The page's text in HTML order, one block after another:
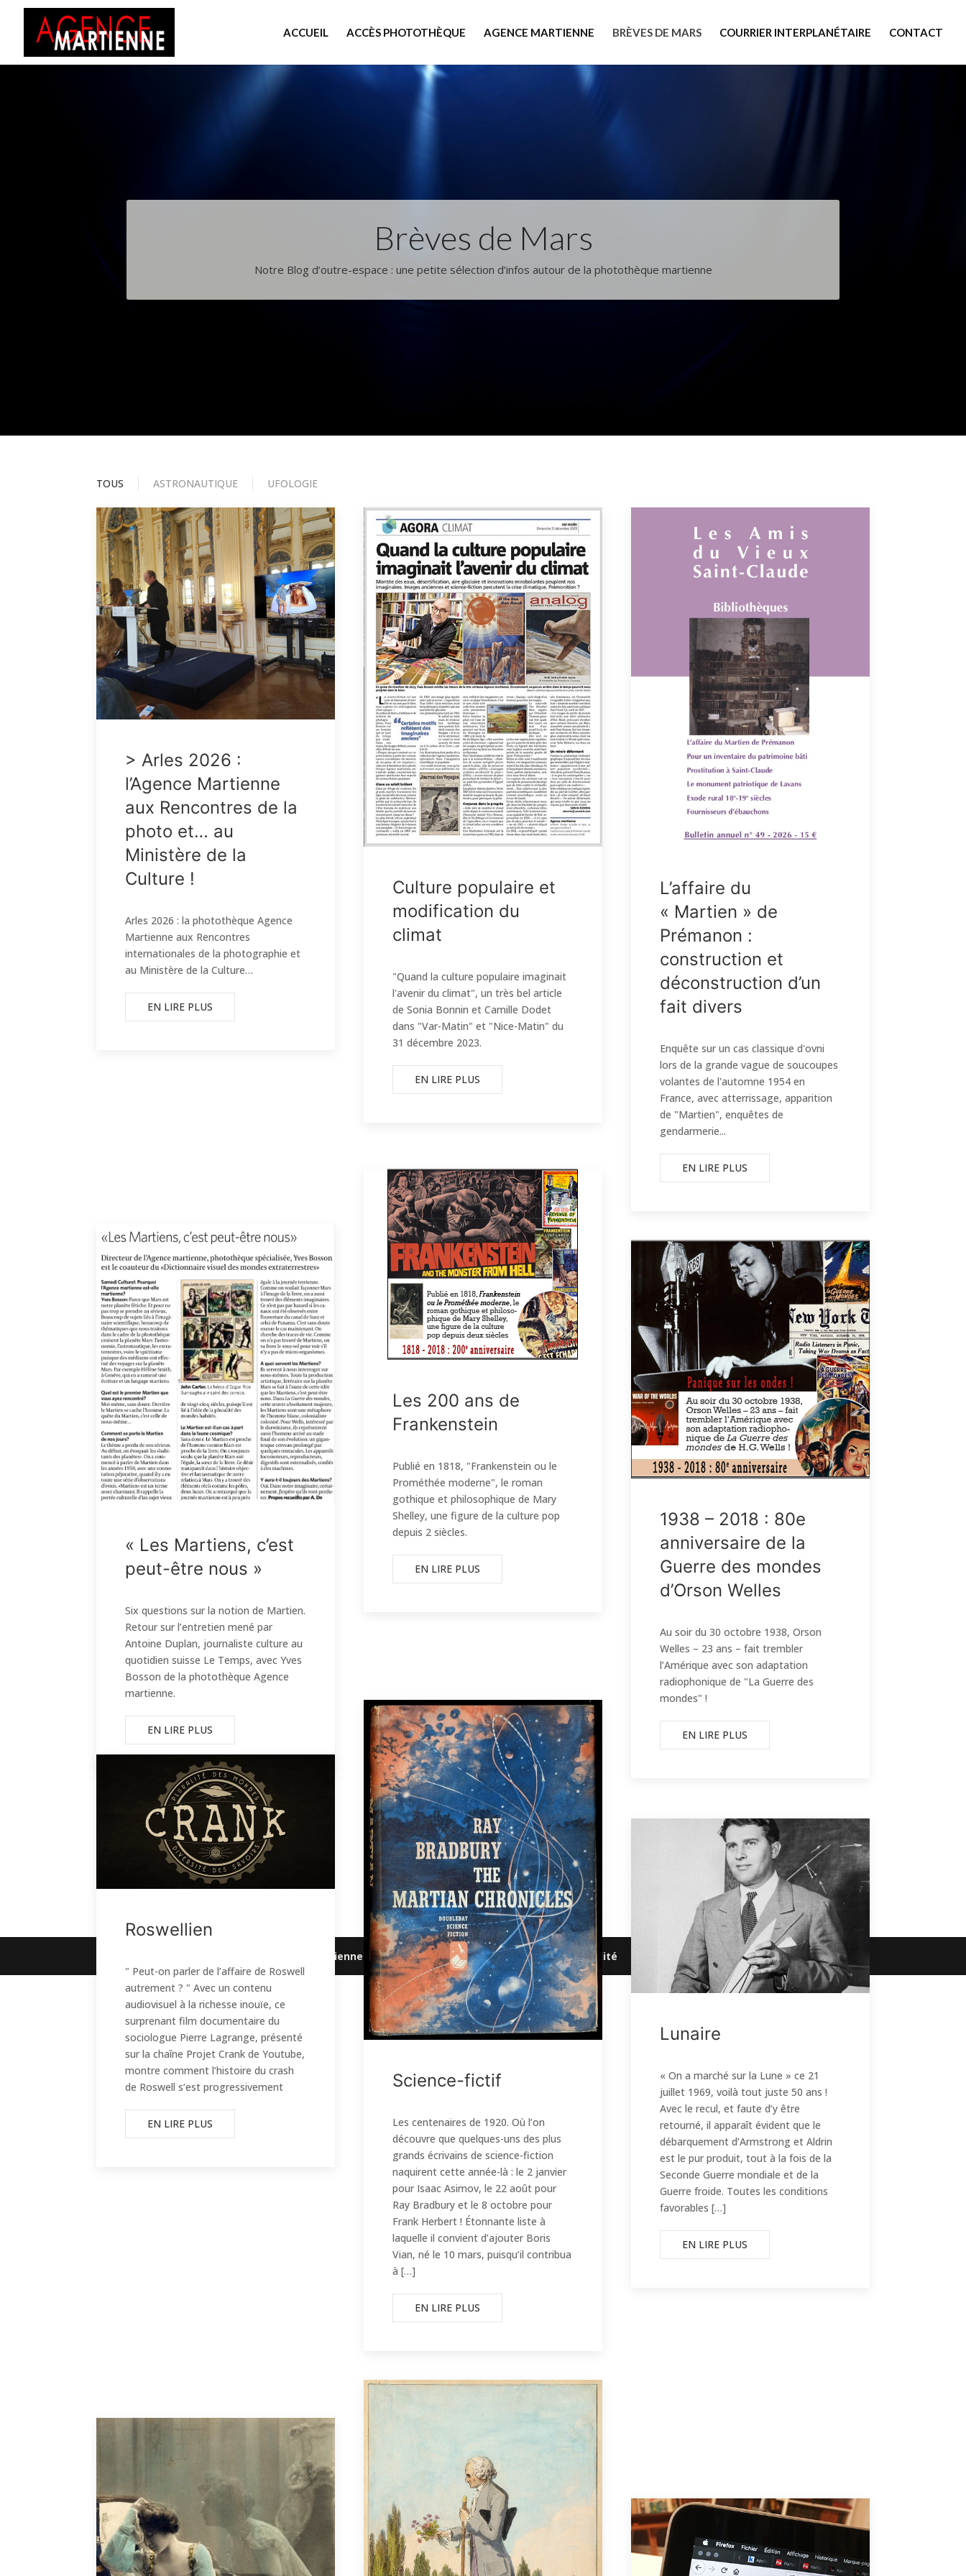
ACCUEIL ACCÈS PHOTOTHÈQUE AGENCE MARTIENNE BRÈVES DE MARS COURRIER INTERPLANÉTAIRE CONTACT
Brèves de Mars
Notre Blog d’outre-espace : une petite sélection d’infos autour de la photothèque martienne
TOUS ASTRONAUTIQUE UFOLOGIE
> Arles 2026 :
l’Agence Martienne
aux Rencontres de la
photo et… au
Ministère de la
Culture !
Arles 2026 : la photothèque Agence
Martienne aux Rencontres
internationales de la photographie et
au Ministère de la Culture…
EN LIRE PLUS
Culture populaire et
modification du
climat
"Quand la culture populaire imaginait
l'avenir du climat", un très bel article
de Sonia Bonnin et Camille Dodet
dans "Var-Matin" et "Nice-Matin" du
31 décembre 2023.
EN LIRE PLUS
L’affaire du
« Martien » de
Prémanon :
construction et
déconstruction d’un
fait divers
Enquête sur un cas classique d'ovni
lors de la grande vague de soucoupes
volantes de l'automne 1954 en
France, avec atterrissage, apparition
de "Martien", enquêtes de
gendarmerie...
EN LIRE PLUS
« Les Martiens, c’est
peut-être nous »
Six questions sur la notion de Martien.
Retour sur l’entretien mené par
Antoine Duplan, journaliste culture au
quotidien suisse Le Temps, avec Yves
Bosson de la photothèque Agence
martienne.
EN LIRE PLUS
Les 200 ans de
Frankenstein
Publié en 1818, "Frankenstein ou le
Prométhée moderne", le roman
gothique et philosophique de Mary
Shelley, une figure de la culture pop
depuis 2 siècles.
EN LIRE PLUS
1938 – 2018 : 80e
anniversaire de la
Guerre des mondes
d’Orson Welles
Au soir du 30 octobre 1938, Orson
Welles – 23 ans – fait trembler
l’Amérique avec son adaptation
radiophonique de "La Guerre des
mondes" !
EN LIRE PLUS
Roswellien
" Peut-on parler de l’affaire de Roswell
autrement ? " Avec un contenu
audiovisuel à la richesse inouïe, ce
surprenant film documentaire du
sociologue Pierre Lagrange, présenté
sur la chaîne Projet Crank de Youtube,
montre comment l’histoire du crash
de Roswell s’est progressivement
EN LIRE PLUS
Science-fictif
Les centenaires de 1920. Où l’on
découvre que quelques-uns des plus
grands écrivains de science-fiction
naquirent cette année-là : le 2 janvier
pour Isaac Asimov, le 22 août pour
Ray Bradbury et le 8 octobre pour
Frank Herbert ! Étonnante liste à
laquelle il convient d’ajouter Boris
Vian, né le 10 mars, puisqu’il contribua
à […]
EN LIRE PLUS
Lunaire
« On a marché sur la Lune » ce 21
juillet 1969, voilà tout juste 50 ans !
Avec le recul, et faute d’y être
retourné, il apparaît évident que le
débarquement d’Armstrong et Aldrin
est le pur produit, tout à la fois de la
Seconde Guerre mondiale et de la
Guerre froide. Toutes les conditions
favorables […]
EN LIRE PLUS
© 2026 Agence Martienne Mentions légales|Politique de confidentialité